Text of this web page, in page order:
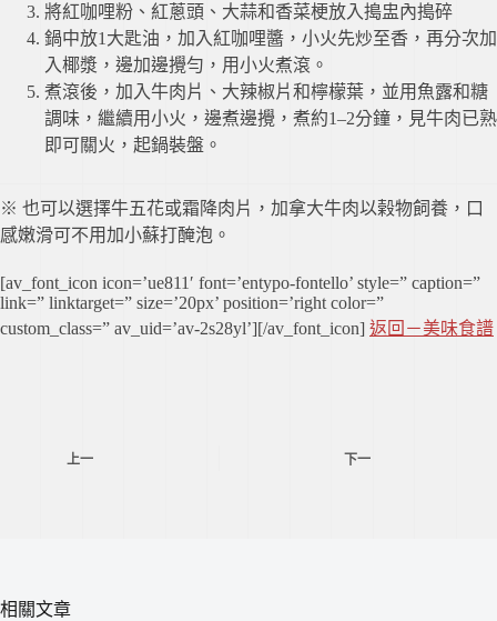
將紅咖哩粉、紅蔥頭、大蒜和香菜梗放入搗盅內搗碎
鍋中放1大匙油，加入紅咖哩醬，小火先炒至香，再分次加
入椰漿，邊加邊攪勻，用小火煮滾。
煮滾後，加入牛肉片、大辣椒片和檸檬葉，並用魚露和糖
調味，繼續用小火，邊煮邊攪，煮約1–2分鐘，見牛肉已熟
即可關火，起鍋裝盤。
※ 也可以選擇牛五花或霜降肉片，加拿大牛肉以榖物飼養，口
感嫩滑可不用加小蘇打醃泡。
[av_font_icon icon=’ue811′ font=’entypo-fontello’ style=” caption=”
link=” linktarget=” size=’20px’ position=’right color=”
custom_class=” av_uid=’av-2s28yl’][/av_font_icon] 返回－美味食譜
上一 下一
相關文章